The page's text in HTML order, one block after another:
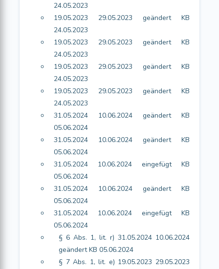
24.05.2023
19.05.2023 29.05.2023 geändert KB
24.05.2023
19.05.2023 29.05.2023 geändert KB
24.05.2023
19.05.2023 29.05.2023 geändert KB
24.05.2023
19.05.2023 29.05.2023 geändert KB
24.05.2023
31.05.2024 10.06.2024 geändert KB
05.06.2024
31.05.2024 10.06.2024 geändert KB
05.06.2024
31.05.2024 10.06.2024 eingefügt KB
05.06.2024
31.05.2024 10.06.2024 geändert KB
05.06.2024
31.05.2024 10.06.2024 eingefügt KB
05.06.2024
§ 6 Abs. 1, lit. r) 31.05.2024 10.06.2024
geändert KB 05.06.2024
§ 7 Abs. 1, lit. e) 19.05.2023 29.05.2023